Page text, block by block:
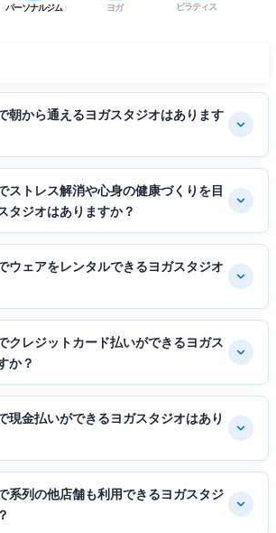
パーソナルジム ヨガ ピラティス
朝から通えるヨガスタジオはあります
ストレス解消や心身の健康づくりを目
タジオはありますか？
ウェアをレンタルできるヨガスタジオ
クレジットカード払いができるヨガス
か？
現金払いができるヨガスタジオはあり
系列の他店舗も利用できるヨガスタジ